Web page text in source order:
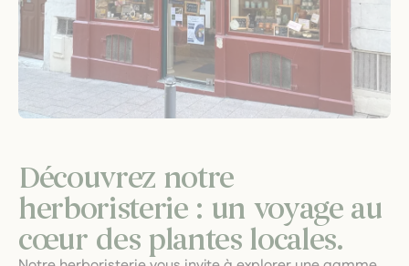
Découvrez notre
herboristerie : un voyage au
cœur des plantes locales.